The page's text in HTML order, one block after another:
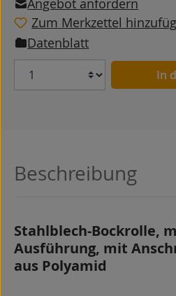
Angebot anfordern
Zum Merkzettel
Datenblatt
Anzahl In
Beschreibung
Stahlblech-Bockrolle,
Ausführung, mit
aus Polyamid